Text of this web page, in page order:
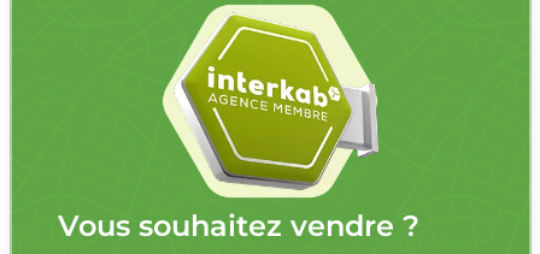
Vous souhaitez vendre ?